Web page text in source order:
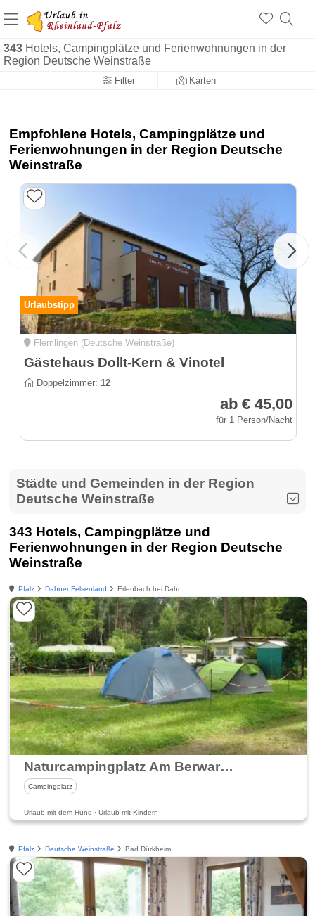
343 Hotels, Campingplätze und Ferienwohnungen in der
Region Deutsche Weinstraße
Filter Karten
+1.500 Unterkünfte in Rheinland-Pfalz
+1.000 Sehenswürdigkeiten
Über 25 Jahre online
Empfohlene Hotels, Campingplätze und
Ferienwohnungen in der Region Deutsche
Weinstraße
Urlaubstipp
Flemlingen (Deutsche Weinstraße)
Gästehaus Dollt-Kern & Vinotel
Doppelzimmer: 12
ab € 45,00
für 1 Person/Nacht
Städte und Gemeinden in der Region
Deutsche Weinstraße
343 Hotels, Campingplätze und
Ferienwohnungen in der Region Deutsche
Weinstraße
Pfalz Dahner Felsenland Erlenbach bei Dahn
Naturcampingplatz Am Berwartstein im Dahner Felsenland
Campingplatz
Urlaub mit dem Hund · Urlaub mit Kindern
Pfalz Deutsche Weinstraße Bad Dürkheim